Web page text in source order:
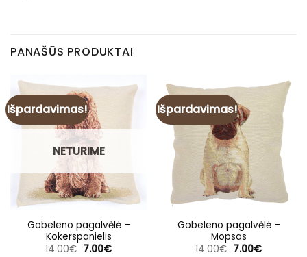
PANAŠŪS PRODUKTAI
Išpardavimas!
NETURIME
Gobeleno pagalvėlė –
Kokerspanielis
14.00€ Original
7.00€Current
Išpardavimas!
Gobeleno pagalvėlė –
Mopsas
14.00€ Original
7.00€Current